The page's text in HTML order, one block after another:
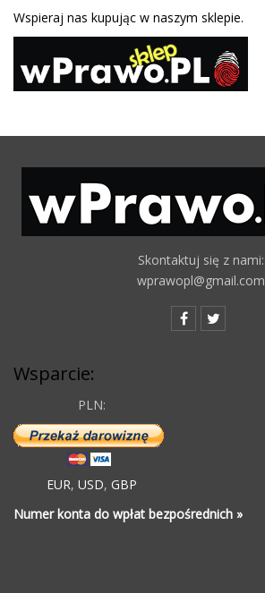
Wspieraj nas kupując w naszym sklepie.
Skontaktuj się z nami:
wprawopl@gmail.com
Wsparcie:
PLN:
EUR, USD, GBP
Numer konta do wpłat bezpośrednich »